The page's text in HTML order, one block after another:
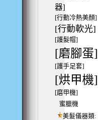
器]
[行動冷熱美顏]
[行動軟光]
[護髮帽]
[磨腳蛋]
[護手足套]
[烘甲機]
[磨甲機]
蜜臘機
美髮儀器類: